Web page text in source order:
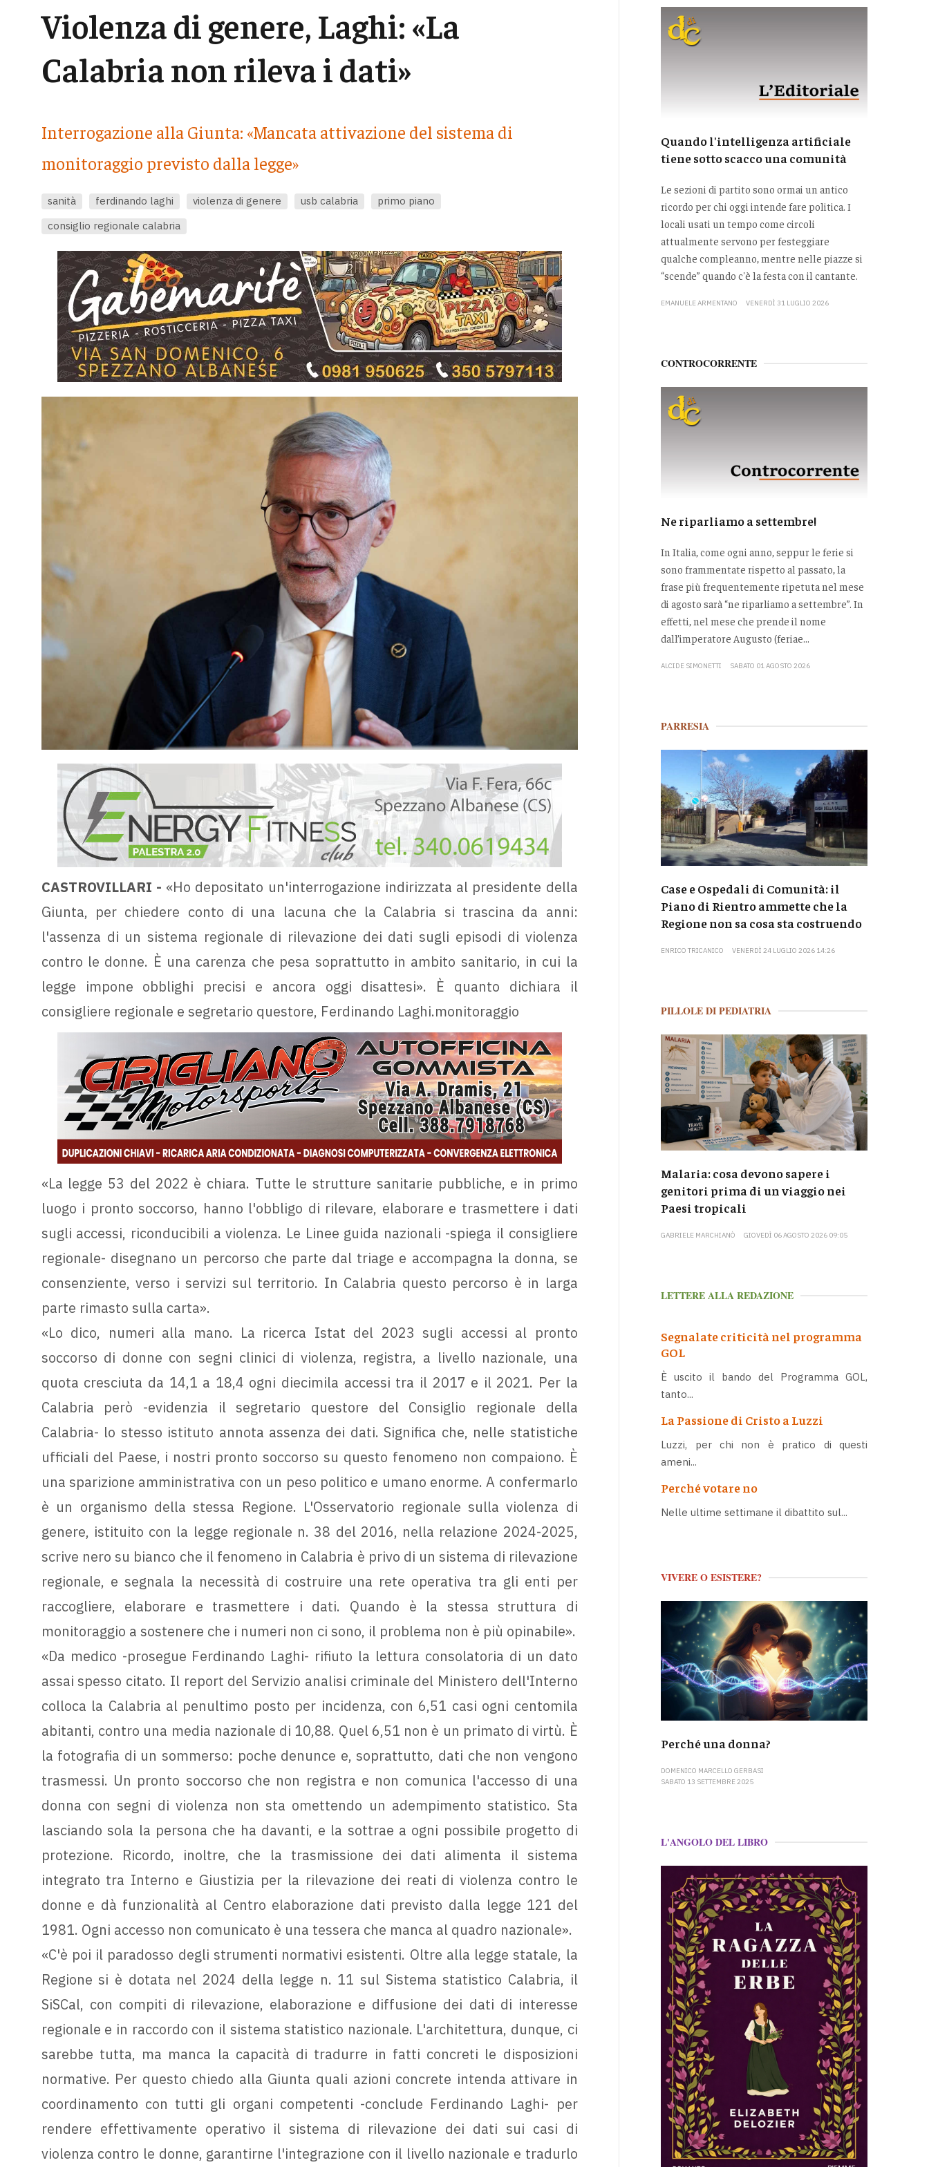
Violenza di genere, Laghi: «La
Calabria non rileva i dati»
Interrogazione alla Giunta: «Mancata attivazione del sistema di
monitoraggio previsto dalla legge»
sanità ferdinando laghi violenza di genere usb calabria
primo piano
consiglio regionale calabria
CASTROVILLARI - «Ho depositato un'interrogazione indirizzata al presidente della
Giunta, per chiedere conto di una lacuna che la Calabria si trascina da anni:
l'assenza di un sistema regionale di rilevazione dei dati sugli episodi di violenza
contro le donne. È una carenza che pesa soprattutto in ambito sanitario, in cui la
legge impone obblighi precisi e ancora oggi disattesi». È quanto dichiara il
consigliere regionale e segretario questore, Ferdinando Laghi.monitoraggio
«La legge 53 del 2022 è chiara. Tutte le strutture sanitarie pubbliche, e in primo
luogo i pronto soccorso, hanno l'obbligo di rilevare, elaborare e trasmettere i dati
sugli accessi, riconducibili a violenza. Le Linee guida nazionali -spiega il consigliere
regionale- disegnano un percorso che parte dal triage e accompagna la donna, se
consenziente, verso i servizi sul territorio. In Calabria questo percorso è in larga
parte rimasto sulla carta».
«Lo dico, numeri alla mano. La ricerca Istat del 2023 sugli accessi al pronto
soccorso di donne con segni clinici di violenza, registra, a livello nazionale, una
quota cresciuta da 14,1 a 18,4 ogni diecimila accessi tra il 2017 e il 2021. Per la
Calabria però -evidenzia il segretario questore del Consiglio regionale della
Calabria- lo stesso istituto annota assenza dei dati. Significa che, nelle statistiche
ufficiali del Paese, i nostri pronto soccorso su questo fenomeno non compaiono. È
una sparizione amministrativa con un peso politico e umano enorme. A confermarlo
è un organismo della stessa Regione. L'Osservatorio regionale sulla violenza di
genere, istituito con la legge regionale n. 38 del 2016, nella relazione 2024-2025,
scrive nero su bianco che il fenomeno in Calabria è privo di un sistema di rilevazione
regionale, e segnala la necessità di costruire una rete operativa tra gli enti per
raccogliere, elaborare e trasmettere i dati. Quando è la stessa struttura di
monitoraggio a sostenere che i numeri non ci sono, il problema non è più opinabile».
«Da medico -prosegue Ferdinando Laghi- rifiuto la lettura consolatoria di un dato
assai spesso citato. Il report del Servizio analisi criminale del Ministero dell'Interno
colloca la Calabria al penultimo posto per incidenza, con 6,51 casi ogni centomila
abitanti, contro una media nazionale di 10,88. Quel 6,51 non è un primato di virtù. È
la fotografia di un sommerso: poche denunce e, soprattutto, dati che non vengono
trasmessi. Un pronto soccorso che non registra e non comunica l'accesso di una
donna con segni di violenza non sta omettendo un adempimento statistico. Sta
lasciando sola la persona che ha davanti, e la sottrae a ogni possibile progetto di
protezione. Ricordo, inoltre, che la trasmissione dei dati alimenta il sistema
integrato tra Interno e Giustizia per la rilevazione dei reati di violenza contro le
donne e dà funzionalità al Centro elaborazione dati previsto dalla legge 121 del
1981. Ogni accesso non comunicato è una tessera che manca al quadro nazionale».
«C'è poi il paradosso degli strumenti normativi esistenti. Oltre alla legge statale, la
Regione si è dotata nel 2024 della legge n. 11 sul Sistema statistico Calabria, il
SiSCal, con compiti di rilevazione, elaborazione e diffusione dei dati di interesse
regionale e in raccordo con il sistema statistico nazionale. L'architettura, dunque, ci
sarebbe tutta, ma manca la capacità di tradurre in fatti concreti le disposizioni
normative. Per questo chiedo alla Giunta quali azioni concrete intenda attivare in
coordinamento con tutti gli organi competenti -conclude Ferdinando Laghi- per
rendere effettivamente operativo il sistema di rilevazione dei dati sui casi di
violenza contro le donne, garantirne l'integrazione con il livello nazionale e tradurlo
Quando l'intelligenza artificiale
tiene sotto scacco una comunità
Le sezioni di partito sono ormai un antico
ricordo per chi oggi intende fare politica. I
locali usati un tempo come circoli
attualmente servono per festeggiare
qualche compleanno, mentre nelle piazze si
“scende” quando c'è la festa con il cantante.
EMANUELE ARMENTANO VENERDÌ 31 LUGLIO 2026
CONTROCORRENTE
Ne riparliamo a settembre!
In Italia, come ogni anno, seppur le ferie si
sono frammentate rispetto al passato, la
frase più frequentemente ripetuta nel mese
di agosto sarà “ne riparliamo a settembre”. In
effetti, nel mese che prende il nome
dall’imperatore Augusto (feriae...
ALCIDE SIMONETTI SABATO 01 AGOSTO 2026
PARRESIA
Case e Ospedali di Comunità: il
Piano di Rientro ammette che la
Regione non sa cosa sta costruendo
ENRICO TRICANICO VENERDÌ 24 LUGLIO 2026 14:26
PILLOLE DI PEDIATRIA
Malaria: cosa devono sapere i
genitori prima di un viaggio nei
Paesi tropicali
GABRIELE MARCHIANÒ GIOVEDÌ 06 AGOSTO 2026 09:05
LETTERE ALLA REDAZIONE
Segnalate criticità nel programma
GOL
È uscito il bando del Programma GOL,
tanto...
La Passione di Cristo a Luzzi
Luzzi, per chi non è pratico di questi
ameni...
Perché votare no
Nelle ultime settimane il dibattito sul...
VIVERE O ESISTERE?
Perché una donna?
DOMENICO MARCELLO GERBASI
SABATO 13 SETTEMBRE 2025
L'ANGOLO DEL LIBRO